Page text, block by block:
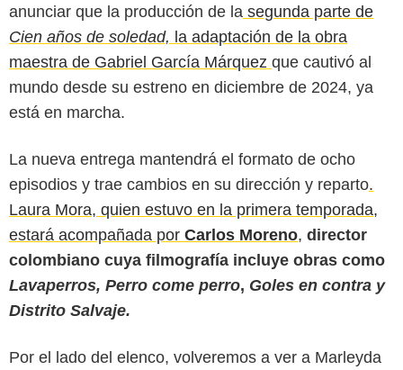
anunciar que la producción de la segunda parte de
Cien años de soledad, la adaptación de la obra
maestra de Gabriel García Márquez que cautivó al
mundo desde su estreno en diciembre de 2024, ya
está en marcha.
La nueva entrega mantendrá el formato de ocho
episodios y trae cambios en su dirección y reparto.
Laura Mora, quien estuvo en la primera temporada,
estará acompañada por Carlos Moreno, director
colombiano cuya filmografía incluye obras como
Lavaperros, Perro come perro, Goles en contra y
Distrito Salvaje.
Por el lado del elenco, volveremos a ver a Marleyda